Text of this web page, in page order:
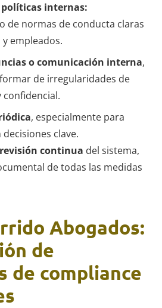
políticas internas:
de normas de conducta claras
empleados.
o comunicación interna,
de irregularidades de
confidencial.
, especialmente para
clave.
continua del sistema,
de todas las medidas
Abogados:
de
de compliance